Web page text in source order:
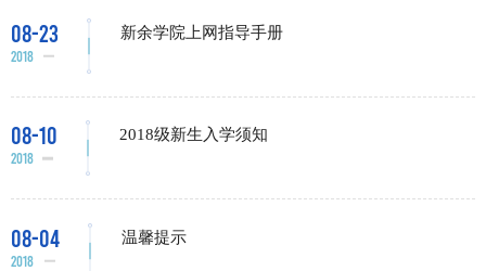
08-23
2018
新余学院上网指导手册
08-10
2018
2018级新生入学须知
08-04
2018
温馨提示